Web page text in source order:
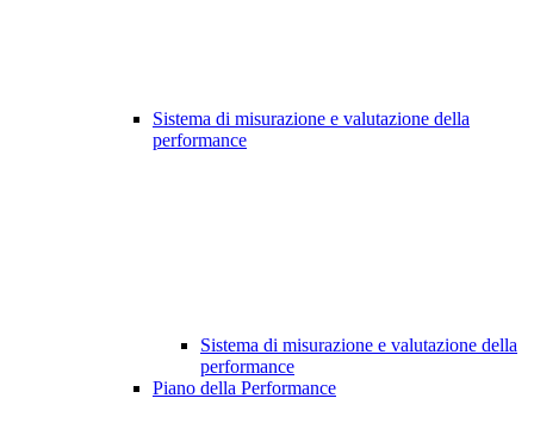
Sistema di misurazione e valutazione della
performance
Sistema di misurazione e valutazione della
performance
Piano della Performance